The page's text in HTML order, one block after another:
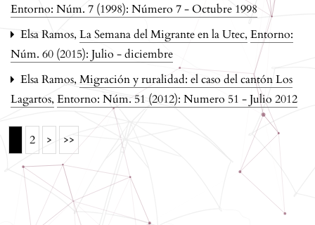
Entorno: Núm. 7 (1998): Número 7 - Octubre 1998
Elsa Ramos, La Semana del Migrante en la Utec, Entorno:
Núm. 60 (2015): Julio - diciembre
Elsa Ramos, Migración y ruralidad: el caso del cantón Los
Lagartos, Entorno: Núm. 51 (2012): Numero 51 - Julio 2012
2 > >>